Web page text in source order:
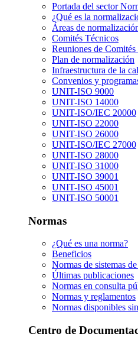
Portada del sector
¿Qué es la
Áreas de
Comités Técnicos
Reuniones de
Plan de normalización
Infraestructura de la
Convenios y
UNIT-ISO 9000
UNIT-ISO 14000
UNIT-ISO/IEC 20000
UNIT-ISO 22000
UNIT-ISO 26000
UNIT-ISO/IEC 27000
UNIT-ISO 28000
UNIT-ISO 31000
UNIT-ISO 39001
UNIT-ISO 45001
UNIT-ISO 50001
Normas
¿Qué es una norma?
Beneficios
Normas de sistemas
Últimas publicaciones
Normas en consulta
Normas y reglamentos
Normas disponibles
Centro de